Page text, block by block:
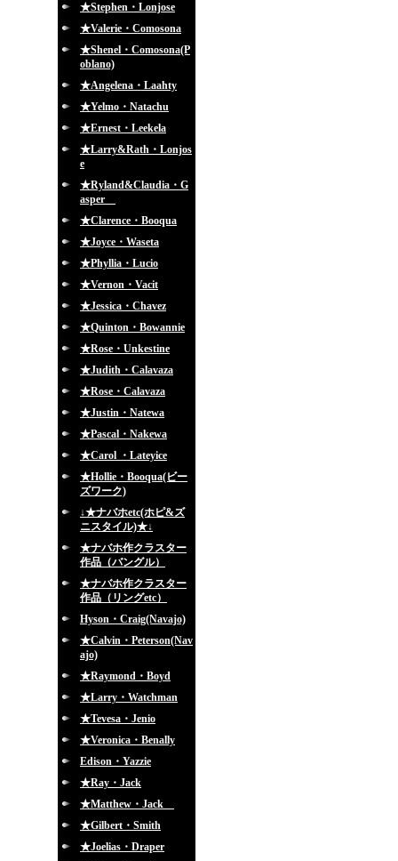
★Stephen・Lonjose
★Valerie・Comosona
★Shenel・Comosona(P
oblano)
★Angelena・Laahty
★Yelmo・Natachu
★Ernest・Leekela
★Larry&Rath・Lonjos
e
★Ryland&Claudia・G
asper
★Clarence・Booqua
★Joyce・Waseta
★Phyllia・Lucio
★Vernon・Vacit
★Jessica・Chavez
★Quinton・Bowannie
★Rose・Unkestine
★Judith・Calavaza
★Rose・Calavaza
★Justin・Natewa
★Pascal・Nakewa
★Carol ・Lateyice
★Hollie・Booqua(ビー
ズワーク)
↓★ナバホetc(ホピ&ズ
ニスタイル)★↓
★ナバホ作クラスター
作品（バングル）
★ナバホ作クラスター
作品（リングetc）
Hyson・Craig(Navajo)
★Calvin・Peterson(Nav
ajo)
★Raymond・Boyd
★Larry・Watchman
★Tevesa・Jenio
★Veronica・Benally
Edison・Yazzie
★Ray・Jack
★Matthew・Jack
★Gilbert・Smith
★Joelias・Draper